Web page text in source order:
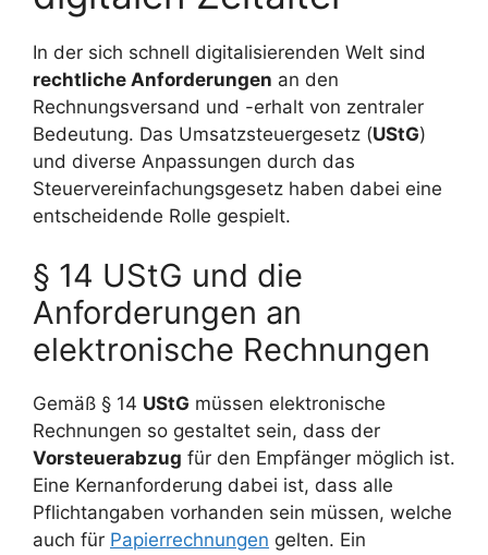
In der sich schnell digitalisierenden Welt sind
rechtliche Anforderungen an den
Rechnungsversand und -erhalt von zentraler
Bedeutung. Das Umsatzsteuergesetz (UStG)
und diverse Anpassungen durch das
Steuervereinfachungsgesetz haben dabei eine
entscheidende Rolle gespielt.
§ 14 UStG und die
Anforderungen an
elektronische Rechnungen
Gemäß § 14 UStG müssen elektronische
Rechnungen so gestaltet sein, dass der
Vorsteuerabzug für den Empfänger möglich ist.
Eine Kernanforderung dabei ist, dass alle
Pflichtangaben vorhanden sein müssen, welche
auch für Papierrechnungen gelten. Ein